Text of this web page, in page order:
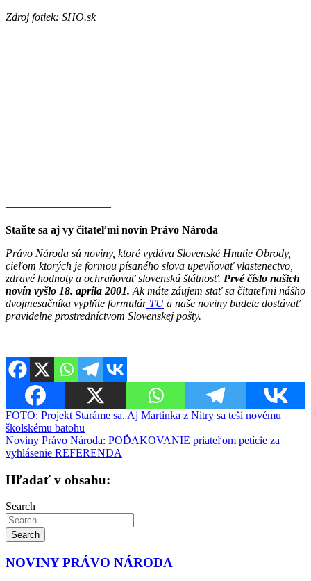
Zdroj fotiek: SHO.sk
———————–——
Staňte sa aj vy čitateľmi novín Právo Národa
Právo Národa sú noviny, ktoré vydáva Slovenské Hnutie Obrody,
cieľom ktorých je formou písaného slova upevňovať vlastenectvo,
zdravé hodnoty a ochraňovať slovenskú štátnosť. Prvé číslo našich
novín vyšlo 18. apríla 2001. Ak máte záujem stať sa čitateľmi nášho
dvojmesačníka vyplňte formulárTUa naše noviny budete dostávať
pravidelne prostredníctvom Slovenskej pošty.
————————–—
Navigácia
v
článku
FOTO: Projekt Staráme sa. Aj Martinka z Nitry sa teší novému
školskému batohu
Noviny Právo Národa: POĎAKOVANIE priateľom petície za
vyhlásenie REFERENDA
Hľadať v obsahu:
Search
Search
NOVINY PRÁVO NÁRODA